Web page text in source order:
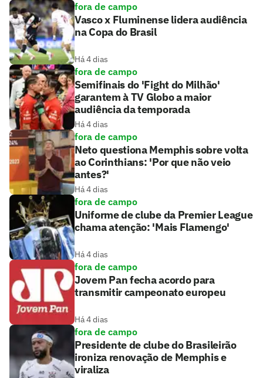
fora de campo
Vasco x Fluminense lidera audiência
na Copa do Brasil
Há 4 dias
fora de campo
Semifinais do 'Fight do Milhão'
garantem à TV Globo a maior
audiência da temporada
Há 4 dias
fora de campo
Neto questiona Memphis sobre volta
ao Corinthians: 'Por que não veio
antes?'
Há 4 dias
fora de campo
Uniforme de clube da Premier League
chama atenção: 'Mais Flamengo'
Há 4 dias
fora de campo
Jovem Pan fecha acordo para
transmitir campeonato europeu
Há 4 dias
fora de campo
Presidente de clube do Brasileirão
ironiza renovação de Memphis e
viraliza